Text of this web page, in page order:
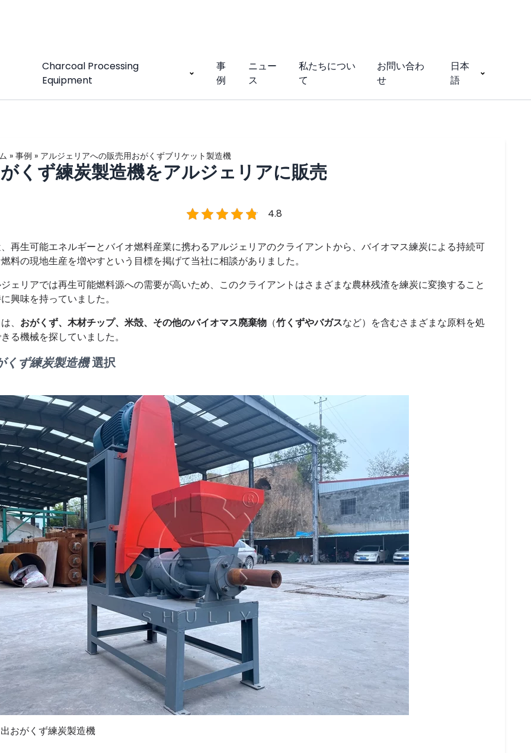
Charcoal Processing
Equipment
事
例
ニュー
ス
私たちについ
て
お問い合わ
せ
日本
語
» 事例 » アルジェリアへの販売用おがくずブリケット製造機
くず練炭製造機をアルジェリアに販売
4.8
再生可能エネルギーとバイオ燃料産業に携わるアルジェリアのクライアントから、バイオマス練炭による持続可
料の現地生産を増やすという目標を掲げて当社に相談がありました。
ェリアでは再生可能燃料源への需要が高いため、このクライアントはさまざまな農林残渣を練炭に変換すること
興味を持っていました。
、 おがくず、木材チップ、米殻、その他のバイオマス廃棄物 （竹くずやバガスなど）を含むさまざまな原料を処
る機械を探していました。
くず練炭製造機選択
おがくず練炭製造機